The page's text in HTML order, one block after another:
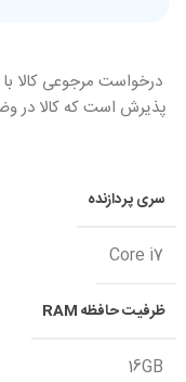
درخواست مرجوعی کالا
پذیرش است که کالا در
سری پردازنده
Core i7
ظرفیت حافظه RAM
16GB